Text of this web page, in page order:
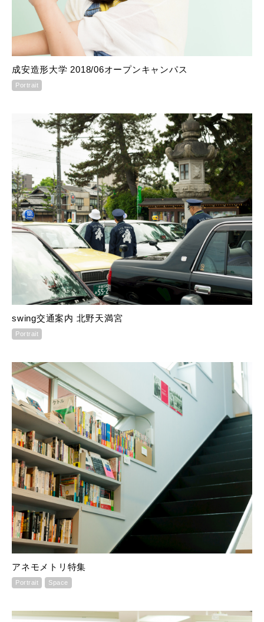
成安造形大学 2018/06オープンキャンパス
Portrait
swing交通案内 北野天満宮
Portrait
アネモメトリ特集
Portrait Space